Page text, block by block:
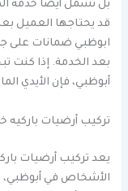
بل تشمل أيضًا خدمة
قد يحتاجها العميل
ابوظبي ضمانات على
بعد الخدمة. إذا كنت
أبوظبي، فإن الأيدي
تركيب أرضيات باركيه
يعد تركيب أرضيات
الأشخاص في أبوظبي،